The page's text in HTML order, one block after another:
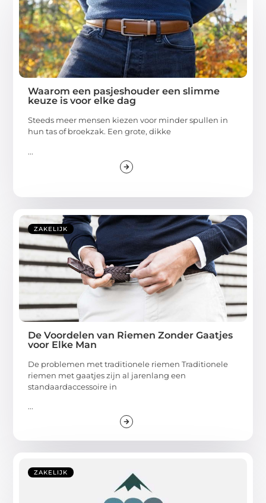
Waarom een pasjeshouder een slimme
keuze is voor elke dag
Steeds meer mensen kiezen voor minder spullen in
hun tas of broekzak. Een grote, dikke
...
ZAKELIJK
De Voordelen van Riemen Zonder Gaatjes
voor Elke Man
De problemen met traditionele riemen Traditionele
riemen met gaatjes zijn al jarenlang een
standaardaccessoire in
...
ZAKELIJK